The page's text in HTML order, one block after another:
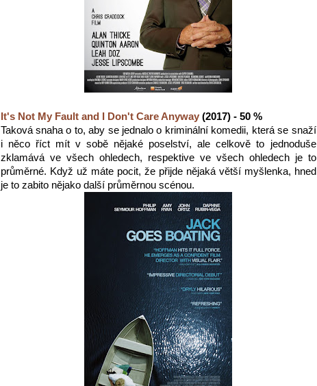
It's Not My Fault and I Don't Care Anyway(2017) - 50 %
Taková snaha o to, aby se jednalo o kriminální komedii, která se snaží
i něco říct mít v sobě nějaké poselství, ale celkově to jednoduše
zklamává ve všech ohledech, respektive ve všech ohledech je to
průměrné. Když už máte pocit, že přijde nějaká větší myšlenka, hned
je to zabito nějako další průměrnou scénou.